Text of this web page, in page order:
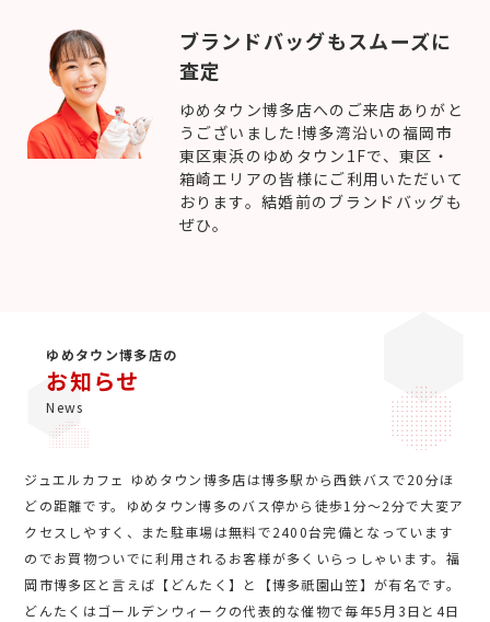
ブランドバッグもスムーズに
査定
ゆめタウン博多店へのご来店ありがと
うございました!博多湾沿いの福岡市
東区東浜のゆめタウン1Fで、東区・
箱崎エリアの皆様にご利用いただいて
おります。結婚前のブランドバッグも
ぜひ。
ゆめタウン博多店の
お知らせ
News
ジュエルカフェ ゆめタウン博多店は博多駅から西鉄バスで20分ほ
どの距離です。ゆめタウン博多のバス停から徒歩1分～2分で大変ア
クセスしやすく、また駐車場は無料で2400台完備となっています
のでお買物ついでに利用されるお客様が多くいらっしゃいます。福
岡市博多区と言えば【どんたく】と【博多祇園山笠】が有名です。
どんたくはゴールデンウィークの代表的な催物で毎年5月3日と4日